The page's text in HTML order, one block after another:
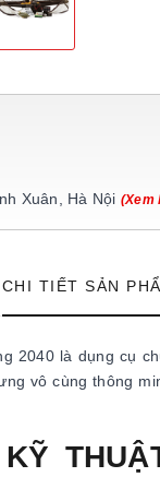
Xuân, Hà Nội (Xem
CHI TIẾT SẢN
2040 là dụng cụ
vô cùng thông